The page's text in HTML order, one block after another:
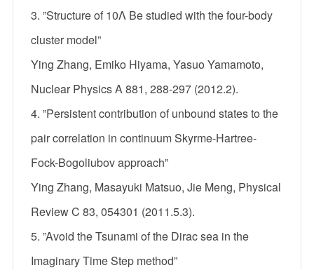
3. ”Structure of 10Λ Be studied with the four-body
cluster model”
Ying Zhang, Emiko Hiyama, Yasuo Yamamoto,
Nuclear Physics A 881, 288-297 (2012.2).
4. ”Persistent contribution of unbound states to the
pair correlation in continuum Skyrme-Hartree-
Fock-Bogoliubov approach”
Ying Zhang, Masayuki Matsuo, Jie Meng, Physical
Review C 83, 054301 (2011.5.3).
5. ”Avoid the Tsunami of the Dirac sea in the
Imaginary Time Step method”